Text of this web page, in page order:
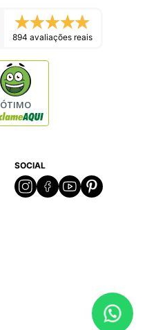
894 avaliações reais
ÓTIMO
SOCIAL